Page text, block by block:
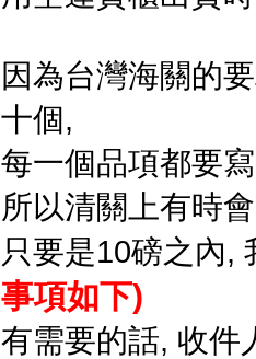
因為台灣海關的
十個,
每一個品項都要
所以清關上有時
只要是10磅之內,
事項如下)
有需要的話, 收件